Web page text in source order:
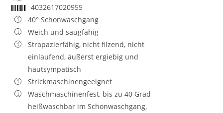
4032617020955
40° Schonwaschgang
Weich und saugfähig
Strapazierfähig, nicht filzend, nicht
einlaufend, äußerst ergiebig und
hautsympatisch
Strickmaschinengeeignet
Waschmaschinenfest, bis zu 40 Grad
heißwaschbar im Schonwaschgang,